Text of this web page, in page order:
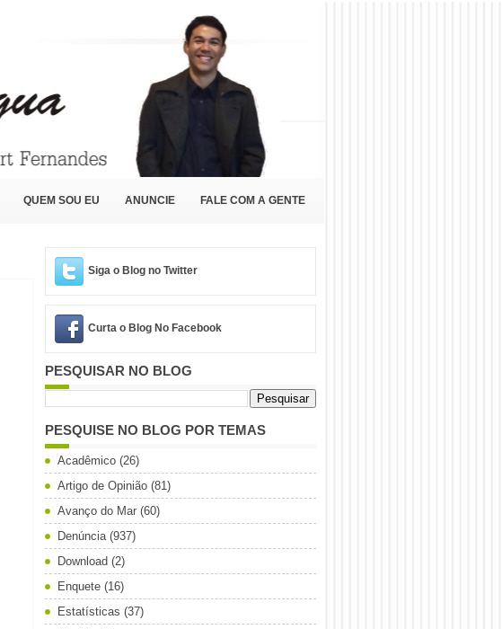
QUEM SOU EU ANUNCIE FALE COM A GENTE
Siga o Blog no Twitter
Curta o Blog No Facebook
PESQUISAR NO BLOG
PESQUISE NO BLOG POR TEMAS
Acadêmico (26)
Artigo de Opinião (81)
Avanço do Mar (60)
Denúncia (937)
Download (2)
Enquete (16)
Estatísticas (37)